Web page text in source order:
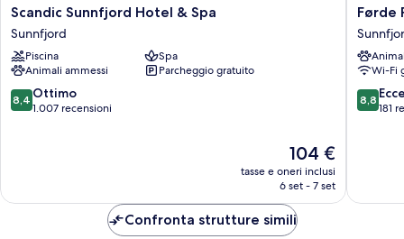
Scandic
Sunnfjord
Hotel
&
Spa
Sunnfjord
Scandic Sunnfjord Hotel & Spa
Sunnfjord
Piscina
Spa
Animali ammessi
Parcheggio gratuito
8.4
su
8,4 Ottimo
1.007 recensioni
Il
prezzo
attuale
104 €
104 €
tasse e oneri inclusi
6 set - 7 set
Førde
Førde
Wi-Fi
8.8
su
8,8
181
Confronta strutture simili